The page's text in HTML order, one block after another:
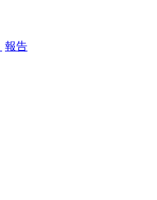
報告